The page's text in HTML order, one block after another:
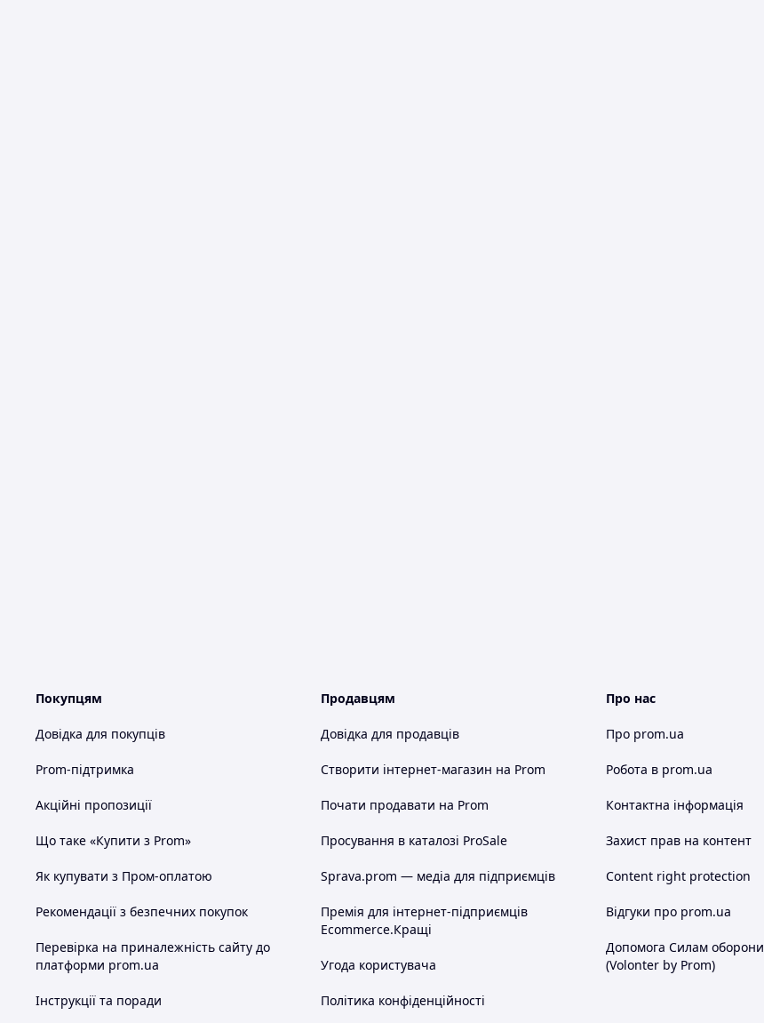
Покупцям
Довідка для покупців
Prom-підтримка
Акційні пропозиції
Що таке «Купити з Prom»
Як купувати з Пром-оплатою
Рекомендації з безпечних покупок
Перевірка на приналежність сайту до
платформи prom.ua
Інструкції та поради
Продавцям
Довідка для продавців
Створити інтернет-магазин на Prom
Почати продавати на Prom
Просування в каталозі ProSale
Sprava.prom — медіа для підприємців
Премія для інтернет-підприємців
Ecommerce.Кращі
Угода користувача
Політика конфіденційності
Про нас
Про prom.ua
Робота в prom.ua
Контактна інформація
Захист прав на контент
Content right protection
Відгуки про prom.ua
Допомога Силам оборони
(Volonter by Prom)